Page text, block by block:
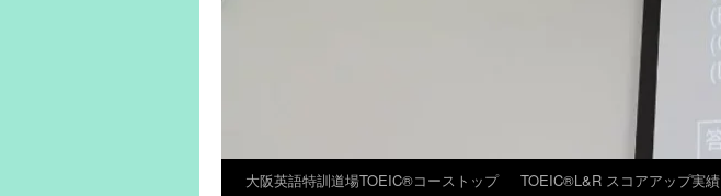
大阪英語特訓道場TOEIC®コーストップ TOEIC®L&R スコアアップ実績